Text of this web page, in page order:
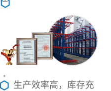
生产效率高，库存充